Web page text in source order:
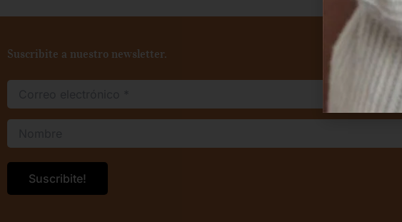
Suscribite a nuestro newsletter.